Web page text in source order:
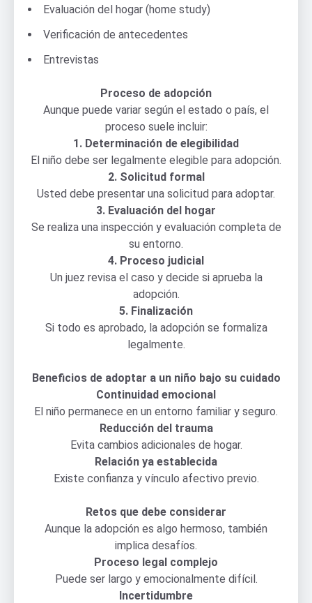
Evaluación del hogar (home study)
Verificación de antecedentes
Entrevistas
Proceso de adopción
Aunque puede variar según el estado o país, el
proceso suele incluir:
1. Determinación de elegibilidad
El niño debe ser legalmente elegible para adopción.
2. Solicitud formal
Usted debe presentar una solicitud para adoptar.
3. Evaluación del hogar
Se realiza una inspección y evaluación completa de
su entorno.
4. Proceso judicial
Un juez revisa el caso y decide si aprueba la
adopción.
5. Finalización
Si todo es aprobado, la adopción se formaliza
legalmente.
Beneficios de adoptar a un niño bajo su cuidado
Continuidad emocional
El niño permanece en un entorno familiar y seguro.
Reducción del trauma
Evita cambios adicionales de hogar.
Relación ya establecida
Existe confianza y vínculo afectivo previo.
Retos que debe considerar
Aunque la adopción es algo hermoso, también
implica desafíos.
Proceso legal complejo
Puede ser largo y emocionalmente difícil.
Incertidumbre